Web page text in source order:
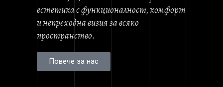
естетика с функционалност, комфорт
и непреходна визия за всяко
пространство.
Повече за нас